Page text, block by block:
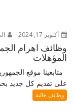
أكتوبر 17, 2024
المؤهلات
متابعينا موقع
على تقديم كل جديد
وظائف خالية